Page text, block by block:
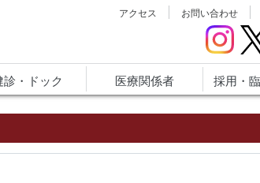
アクセス お問い合わせ
診・ドック 医療関係者 採用・